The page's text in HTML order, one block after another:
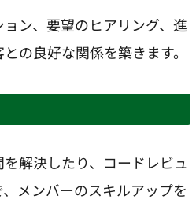
ン、要望のヒアリング、進
の良好な関係を築きます。
解決したり、コードレビュ
メンバーのスキルアップを